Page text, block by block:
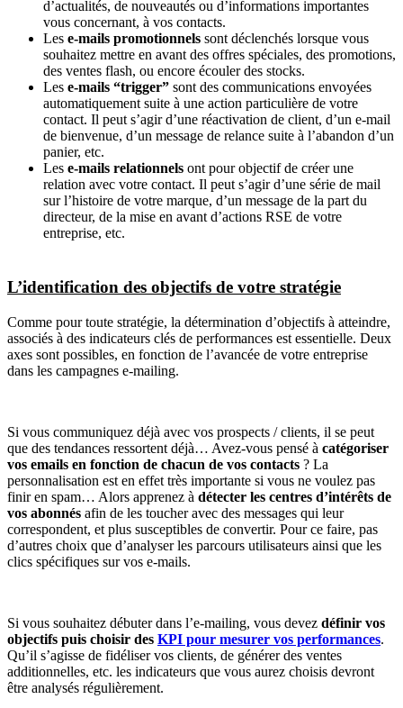
d’actualités, de nouveautés ou d’informations importantes
vous concernant, à vos contacts.
Les e-mails promotionnels sont déclenchés lorsque vous
souhaitez mettre en avant des offres spéciales, des promotions,
des ventes flash, ou encore écouler des stocks.
Les e-mails “trigger” sont des communications envoyées
automatiquement suite à une action particulière de votre
contact. Il peut s’agir d’une réactivation de client, d’un e-mail
de bienvenue, d’un message de relance suite à l’abandon d’un
panier, etc.
Les e-mails relationnels ont pour objectif de créer une
relation avec votre contact. Il peut s’agir d’une série de mail
sur l’histoire de votre marque, d’un message de la part du
directeur, de la mise en avant d’actions RSE de votre
entreprise, etc.
L’identification des objectifs de votre stratégie
Comme pour toute stratégie, la détermination d’objectifs à atteindre,
associés à des indicateurs clés de performances est essentielle. Deux
axes sont possibles, en fonction de l’avancée de votre entreprise
dans les campagnes e-mailing.
Si vous communiquez déjà avec vos prospects / clients, il se peut
que des tendances ressortent déjà… Avez-vous pensé à catégoriser
vos emails en fonction de chacun de vos contacts ? La
personnalisation est en effet très importante si vous ne voulez pas
finir en spam… Alors apprenez à détecter les centres d’intérêts de
vos abonnés afin de les toucher avec des messages qui leur
correspondent, et plus susceptibles de convertir. Pour ce faire, pas
d’autres choix que d’analyser les parcours utilisateurs ainsi que les
clics spécifiques sur vos e-mails.
Si vous souhaitez débuter dans l’e-mailing, vous devez définir vos
objectifs puis choisir des KPI pour mesurer vos performances.
Qu’il s’agisse de fidéliser vos clients, de générer des ventes
additionnelles, etc. les indicateurs que vous aurez choisis devront
être analysés régulièrement.